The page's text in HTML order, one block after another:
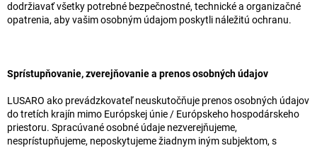
dodržiavať všetky potrebné bezpečnostné, technické a organizačné
opatrenia, aby vašim osobným údajom poskytli náležitú ochranu.
Sprístupňovanie, zverejňovanie a prenos osobných údajov
LUSARO ako prevádzkovateľ neuskutočňuje prenos osobných údajov
do tretích krajín mimo Európskej únie / Európskeho hospodárskeho
priestoru. Spracúvané osobné údaje nezverejňujeme,
nesprístupňujeme, neposkytujeme žiadnym iným subjektom, s